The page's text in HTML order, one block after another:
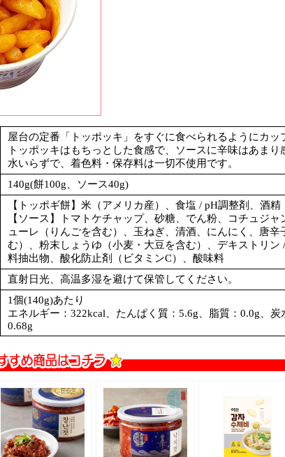
屋台の定番「トッポッキ」をすぐに食べられるようにカッ
トッポッキはもちっとした食感で、ソースに辛味はあまり
水いらずで、着色料・保存料は一切不使用です。
140g(餅100g、ソース40g)
【トッポギ餅】米（アメリカ産）、食塩 / pH調整剤、酒精
【ソース】トマトケチャップ、砂糖、でん粉、コチュジ
ューレ（りんごを含む）、玉ねぎ、清酒、にんにく、唐
む）、粉末しょうゆ（小麦・大豆を含む）、デキストリ
料抽出物、酸化防止剤（ビタミンC）、酸味料
直射日光、高温多湿を避けて保管してください。
1個(140g)あたり
エネルギー：322kcal、たんぱく質：5.6g、脂質：0.0g、炭
0.68g